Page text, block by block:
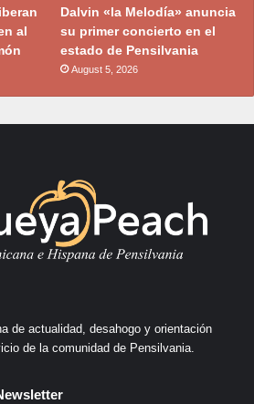
al
Dalvin «la Melodía» anuncia
su primer concierto en el
estado de Pensilvania
August 5, 2026
de actualidad, desahogo y orientación
de la comunidad de Pensilvania.